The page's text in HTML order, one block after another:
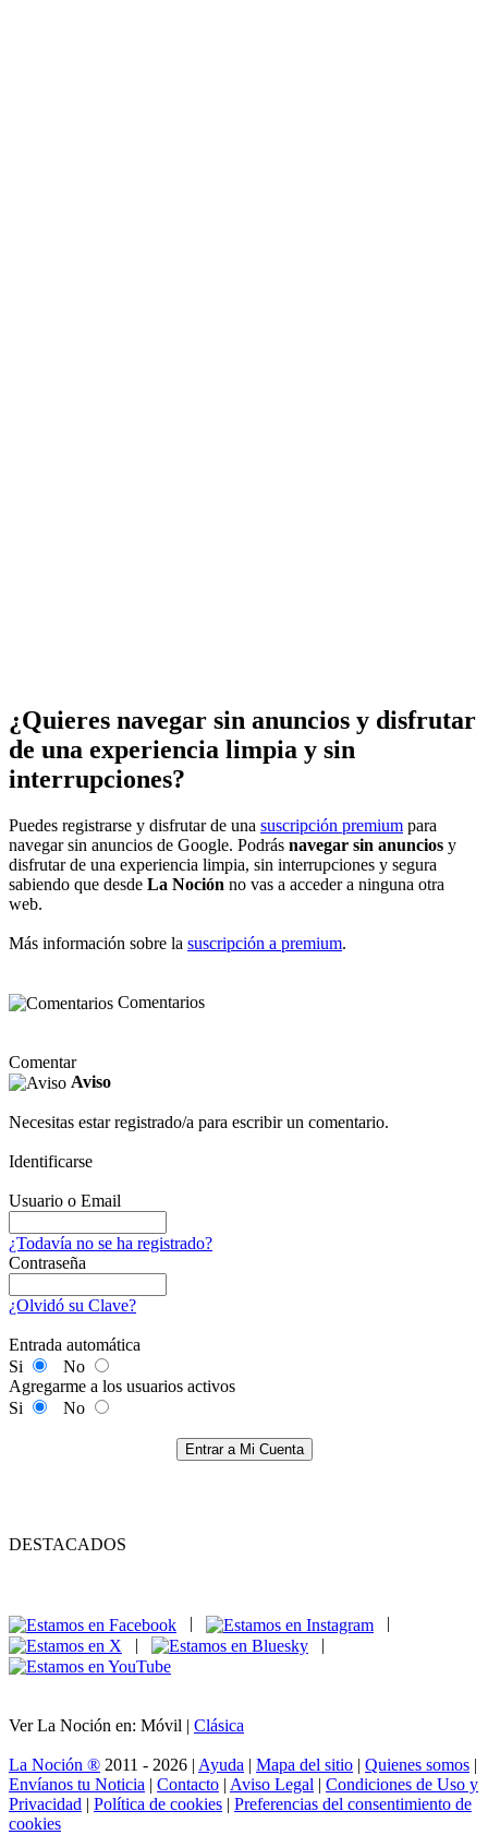
¿Quieres navegar sin anuncios y disfrutar
de una experiencia limpia y sin
interrupciones?
Puedes registrarse y disfrutar de una suscripción premium para
navegar sin anuncios de Google. Podrás navegar sin anuncios y
disfrutar de una experiencia limpia, sin interrupciones y segura
sabiendo que desde La Noción no vas a acceder a ninguna otra
web.
Más información sobre la suscripción a premium.
Comentarios
Comentar
Aviso
Necesitas estar registrado/a para escribir un comentario.
Identificarse
Usuario o Email
¿Todavía no se ha registrado?
Contraseña
¿Olvidó su Clave?
Entrada automática
Si
No
Agregarme a los usuarios activos
Si
No
Entrar a Mi Cuenta
DESTACADOS
|
|
Ver La Noción en: Móvil | Clásica
La Noción ® 2011 - 2026 | Ayuda | Mapa del sitio | Quienes somos |
Envíanos tu Noticia | Contacto | Aviso Legal | Condiciones de Uso y
Privacidad | Política de cookies | Preferencias del consentimiento de
cookies